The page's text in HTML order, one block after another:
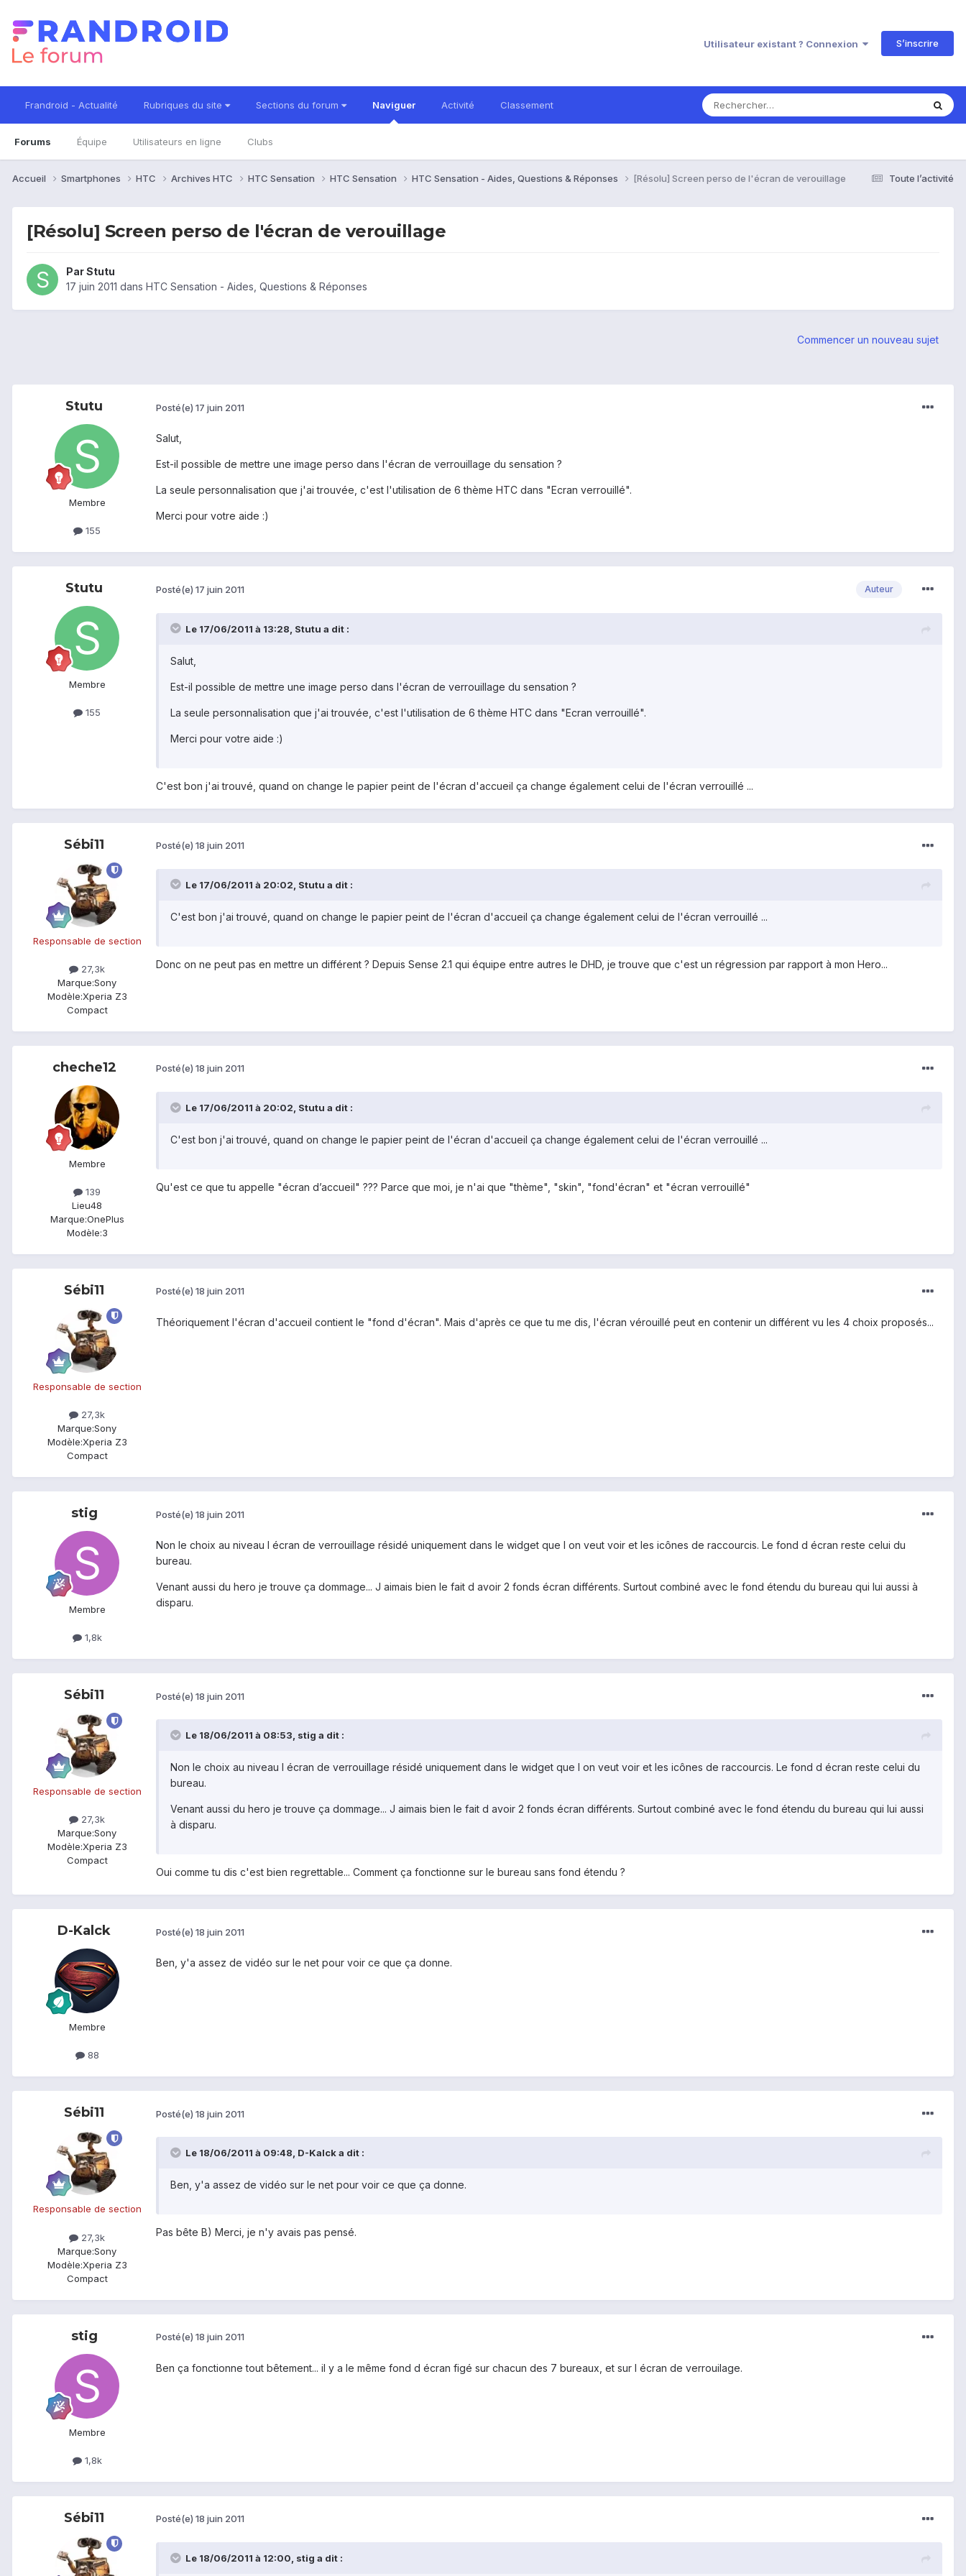
Utilisateur existant ? Connexion S’inscrire
Frandroid - Actualité Rubriques du site Sections du forum Naviguer
Forums Équipe Utilisateurs en ligne Clubs
Activité Classement
Toute l’activité
Accueil Smartphones HTC Archives HTC HTC Sensation HTC Sensation HTC Sensation - Aides, Questions & Réponses [Résolu] Screen perso de l'écran de verouillage
[Résolu] Screen perso de l'écran de verouillage
ParStutu
17 juin 2011 dans HTC Sensation - Aides, Questions & Réponses
Commencer un nouveau sujet
Stutu
Membre
155
Posté(e) 17 juin 2011
Salut,
Est-il possible de mettre une image perso dans l'écran de verrouillage du sensation ?
La seule personnalisation que j'ai trouvée, c'est l'utilisation de 6 thème HTC dans "Ecran verrouillé".
Merci pour votre aide :)
Stutu
Membre
155
Auteur
Posté(e) 17 juin 2011
Le 17/06/2011 à 13:28, Stutu a dit :
Salut,
Est-il possible de mettre une image perso dans l'écran de verrouillage du sensation ?
La seule personnalisation que j'ai trouvée, c'est l'utilisation de 6 thème HTC dans "Ecran verrouillé".
Merci pour votre aide :)
C'est bon j'ai trouvé, quand on change le papier peint de l'écran d'accueil ça change également celui de l'écran verrouillé ...
Sébi11
Responsable de section
27,3k
Marque:Sony
Modèle:Xperia Z3
Compact
Posté(e) 18 juin 2011
Le 17/06/2011 à 20:02, Stutu a dit :
C'est bon j'ai trouvé, quand on change le papier peint de l'écran d'accueil ça change également celui de l'écran verrouillé ...
Donc on ne peut pas en mettre un différent ? Depuis Sense 2.1 qui équipe entre autres le DHD, je trouve que c'est un régression par rapport à mon Hero...
cheche12
Membre
139
Lieu48
Marque:OnePlus
Modèle:3
Posté(e) 18 juin 2011
Le 17/06/2011 à 20:02, Stutu a dit :
C'est bon j'ai trouvé, quand on change le papier peint de l'écran d'accueil ça change également celui de l'écran verrouillé ...
Qu'est ce que tu appelle "écran d’accueil" ??? Parce que moi, je n'ai que "thème", "skin", "fond'écran" et "écran verrouillé"
Sébi11
Responsable de section
27,3k
Marque:Sony
Modèle:Xperia Z3
Compact
Posté(e) 18 juin 2011
Théoriquement l'écran d'accueil contient le "fond d'écran". Mais d'après ce que tu me dis, l'écran vérouillé peut en contenir un différent vu les 4 choix proposés...
stig
Membre
1,8k
Posté(e) 18 juin 2011
Non le choix au niveau l écran de verrouillage résidé uniquement dans le widget que l on veut voir et les icônes de raccourcis. Le fond d écran reste celui du
bureau.
Venant aussi du hero je trouve ça dommage... J aimais bien le fait d avoir 2 fonds écran différents. Surtout combiné avec le fond étendu du bureau qui lui aussi à
disparu.
Sébi11
Responsable de section
27,3k
Marque:Sony
Modèle:Xperia Z3
Compact
Posté(e) 18 juin 2011
Le 18/06/2011 à 08:53, stig a dit :
Non le choix au niveau l écran de verrouillage résidé uniquement dans le widget que l on veut voir et les icônes de raccourcis. Le fond d écran reste celui du
bureau.
Venant aussi du hero je trouve ça dommage... J aimais bien le fait d avoir 2 fonds écran différents. Surtout combiné avec le fond étendu du bureau qui lui aussi
à disparu.
Oui comme tu dis c'est bien regrettable... Comment ça fonctionne sur le bureau sans fond étendu ?
D-Kalck
Membre
88
Posté(e) 18 juin 2011
Ben, y'a assez de vidéo sur le net pour voir ce que ça donne.
Sébi11
Responsable de section
27,3k
Marque:Sony
Modèle:Xperia Z3
Compact
Posté(e) 18 juin 2011
Le 18/06/2011 à 09:48, D-Kalck a dit :
Ben, y'a assez de vidéo sur le net pour voir ce que ça donne.
Pas bête B) Merci, je n'y avais pas pensé.
stig
Membre
1,8k
Posté(e) 18 juin 2011
Ben ça fonctionne tout bêtement... il y a le même fond d écran figé sur chacun des 7 bureaux, et sur l écran de verrouilage.
Sébi11 Posté(e) 18 juin 2011
Le 18/06/2011 à 12:00, stig a dit :